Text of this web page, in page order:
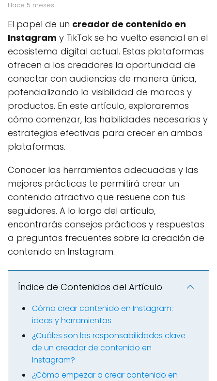
hace 5 meses
El papel de un creador de contenido en
Instagram y TikTok se ha vuelto esencial en el
ecosistema digital actual. Estas plataformas
ofrecen a los creadores la oportunidad de
conectar con audiencias de manera única,
potencializando la visibilidad de marcas y
productos. En este artículo, exploraremos
cómo comenzar, las habilidades necesarias y
estrategias efectivas para crecer en ambas
plataformas.
Conocer las herramientas adecuadas y las
mejores prácticas te permitirá crear un
contenido atractivo que resuene con tus
seguidores. A lo largo del artículo,
encontrarás consejos prácticos y respuestas
a preguntas frecuentes sobre la creación de
contenido en Instagram.
Índice de Contenidos del Artículo
Cómo crear contenido en Instagram:
ideas y herramientas
¿Cuáles son las responsabilidades clave
de un creador de contenido en
Instagram?
¿Cómo empezar a crear contenido en